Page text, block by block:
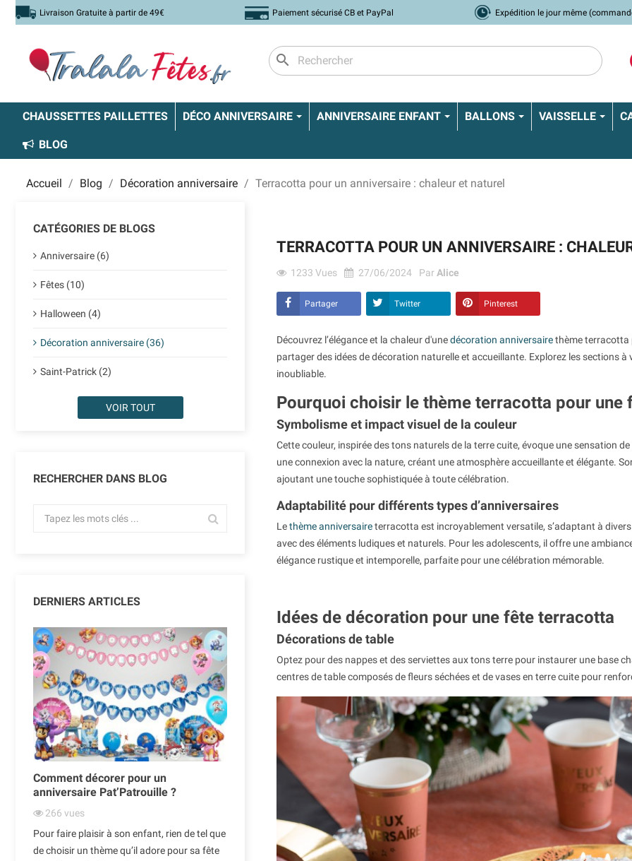
Livraison Gratuite à partir de 49€ Paiement sécurisé CB et PayPal Expédition le jour même
search
CHAUSSETTES PAILLETTES DÉCO ANNIVERSAIRE ANNIVERSAIRE ENFANT BALLONS VAISSELLE
BLOG
Accueil Blog Décoration anniversaire Terracotta pour un anniversaire : chaleur et naturel
CATÉGORIES DE BLOGS
Anniversaire (6)
Fêtes (10)
Halloween (4)
Décoration anniversaire (36)
Saint-Patrick (2)
VOIR TOUT
RECHERCHER DANS BLOG
DERNIERS ARTICLES
Comment décorer pour un
anniversaire Pat’Patrouille ?
266 vues
Pour faire plaisir à son enfant, rien de tel que
de choisir un thème qu’il adore pour sa fête
Ballons de Noël : comment créer une
décoration originale pour les fêtes ?
Noël est une période à part, un moment où
l’on aime égayer son intérieur. Pour varier
Nos conseils pour une super
décoration de Saint-Patrick
1226vues
La Saint-Patrick, cette fête
irlandaise est l’événement du mois de
TERRACOTTA POUR UN ANNIVERSAIRE :
1233 Vues 27/06/2024 ParAlice
Partager Twitter Pinterest
Découvrez l’élégance et la chaleur d'unedécoration anniversairethème terracotta
partager des idées de décoration naturelle et accueillante. Explorez les sections
inoubliable.
Pourquoi choisir le thème terracotta pour une
Symbolisme et impact visuel de la couleur
Cette couleur, inspirée des tons naturels de la terre cuite, évoque une sensation
une connexion avec la nature, créant une atmosphère accueillante et élégante.
ajoutant une touche sophistiquée à toute célébration.
Adaptabilité pour différents types d’anniversaires
Lethème anniversaireterracotta est incroyablement versatile, s’adaptant à
avec des éléments ludiques et naturels. Pour les adolescents, il offre une
élégance rustique et intemporelle, parfaite pour une célébration mémorable.
Idées de décoration pour une fête terracotta
Décorations de table
Optez pour des nappes et des serviettes aux tons terre pour instaurer une base
centres de table composés de fleurs séchées et de vases en terre cuite pour